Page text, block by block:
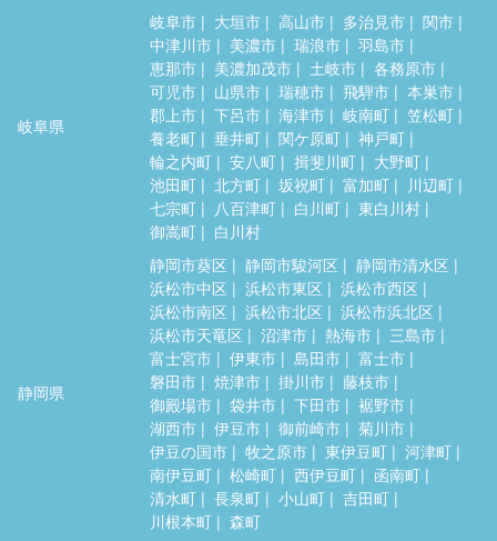
岐阜県
岐阜市 大垣市 高山市 多治見市
関市
中津川市
美濃市 瑞浪市
羽島市
恵那市
美濃加茂市 土岐市
各務原市
可児市
山県市 瑞穂市 飛騨市
本巣市
郡上市
下呂市 海津市 岐南町
笠松町
養老町
垂井町 関ケ原町
神戸町
輪之内町
安八町 揖斐川町
大野町
池田町
北方町 坂祝町 富加町
川辺町
七宗町
八百津町 白川町
東白川村
御嵩町
白川村
静岡県
静岡市葵区 静岡市駿河区
静岡市清水区
浜松市中区
浜松市東区
浜松市西区
浜松市南区
浜松市北区
浜松市浜北区
浜松市天竜区
沼津市 熱海市
三島市
富士宮市
伊東市 島田市
富士市
磐田市
焼津市 掛川市
藤枝市
御殿場市
袋井市 下田市
裾野市
湖西市
伊豆市 御前崎市
菊川市
伊豆の国市
牧之原市 東伊豆町
河津町
南伊豆町
松崎町 西伊豆町
函南町
清水町
長泉町 小山町
吉田町
川根本町
森町